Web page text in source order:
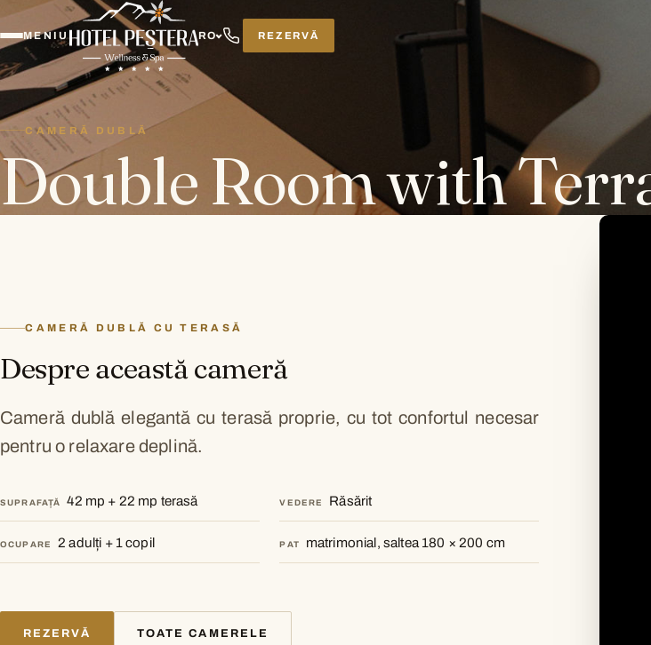
MENIU RO REZERVĂ
CAMERĂ DUBLĂ
Double Room with
CAMERĂ DUBLĂ CU TERASĂ
Despre această cameră
Cameră dublă elegantă cu terasă proprie, cu tot confortul necesar
pentru o relaxare deplină.
SUPRAFAȚĂ 42 mp + 22 mp terasă VEDERE Răsărit
OCUPARE 2 adulți + 1 copil PAT matrimonial, saltea 180 × 200 cm
REZERVĂ TOATE CAMERELE